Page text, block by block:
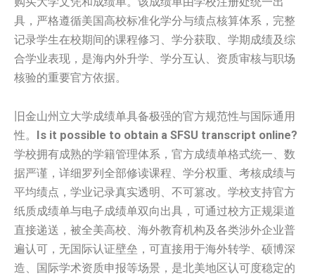
具，严格遵循美国高校标准化学分与绩点核算体系，完整
记录学生在校期间的课程修习、学分获取、学期成绩及综
合学业表现，是海内外升学、学分互认、资质审核与职场
核验的重要官方依据。
旧金山州立大学成绩单具备极强的官方规范性与国际通用
性。
Is it possible to obtain a SFSU transcript online?
学校拥有成熟的学籍管理体系，官方成绩单格式统一、数
据严谨，详细罗列全部修读课程、学分权重、考核成绩与
平均绩点，学业记录真实透明、不可篡改。学校支持官方
纸质成绩单与电子成绩单双向出具，可通过校方正规渠道
直接递送，被全美高校、海外教育机构及各类涉外企业普
遍认可，无国际认证壁垒，可直接用于海外转学、硕博深
造、国际学术资质申报等场景，是北美地区认可度稳定的